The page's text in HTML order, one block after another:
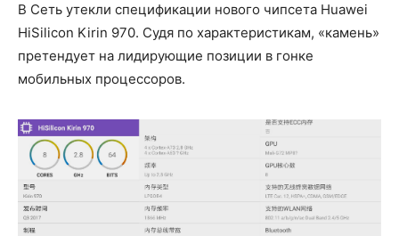
В Сеть утекли спецификации нового чипсета Huawei
HiSilicon Kirin 970. Судя по характеристикам, «камень»
претендует на лидирующие позиции в гонке
мобильных процессоров.